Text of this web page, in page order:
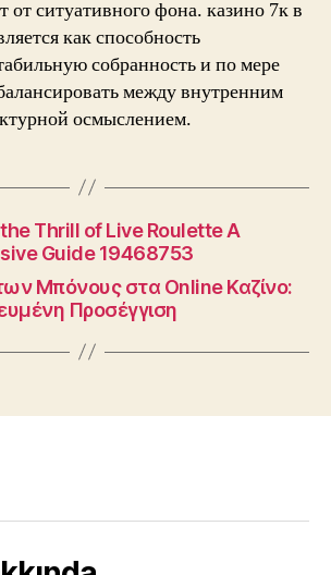
от ситуативного фона. казино 7к в
как способность
собранность и по мере
между внутренним
осмыслением.
Thrill of Live Roulette A
Guide 19468753
Μπόνους στα Online Καζίνο:
Προσέγγιση